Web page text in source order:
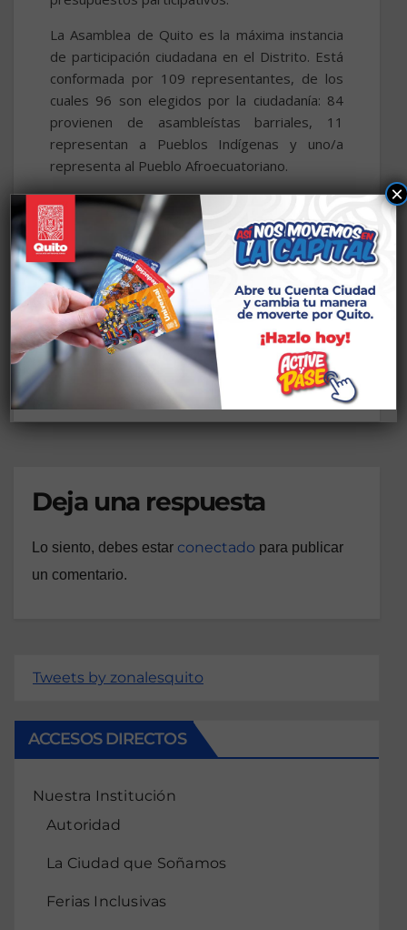
La Asamblea de Quito es la máxima instancia
de participación ciudadana en el Distrito. Está
conformada por 109 representantes, de los
cuales 96 son elegidos por la ciudadanía: 84
provienen de asambleístas barriales, 11
representan a Pueblos Indígenas y uno/a
representa al Pueblo Afroecuatoriano.
1200 niños y niñas y
400 jóvenes
disfrutaron de los
campamentos
vacacionales “Sol y
Viento” del Centro
Con la siembra del
geranio 20 mil se
clausuró el Festival
“De Vuelta al Centro”
Deja una respuesta
Lo siento, debes estar conectado para publicar
un comentario.
Tweets by zonalesquito
ACCESOS DIRECTOS
Nuestra Institución
Autoridad
La Ciudad que Soñamos
Ferias Inclusivas
×